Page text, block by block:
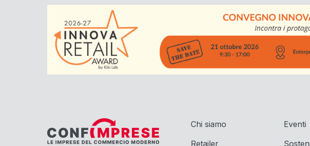
Chi siamo
Retailer
Eventi